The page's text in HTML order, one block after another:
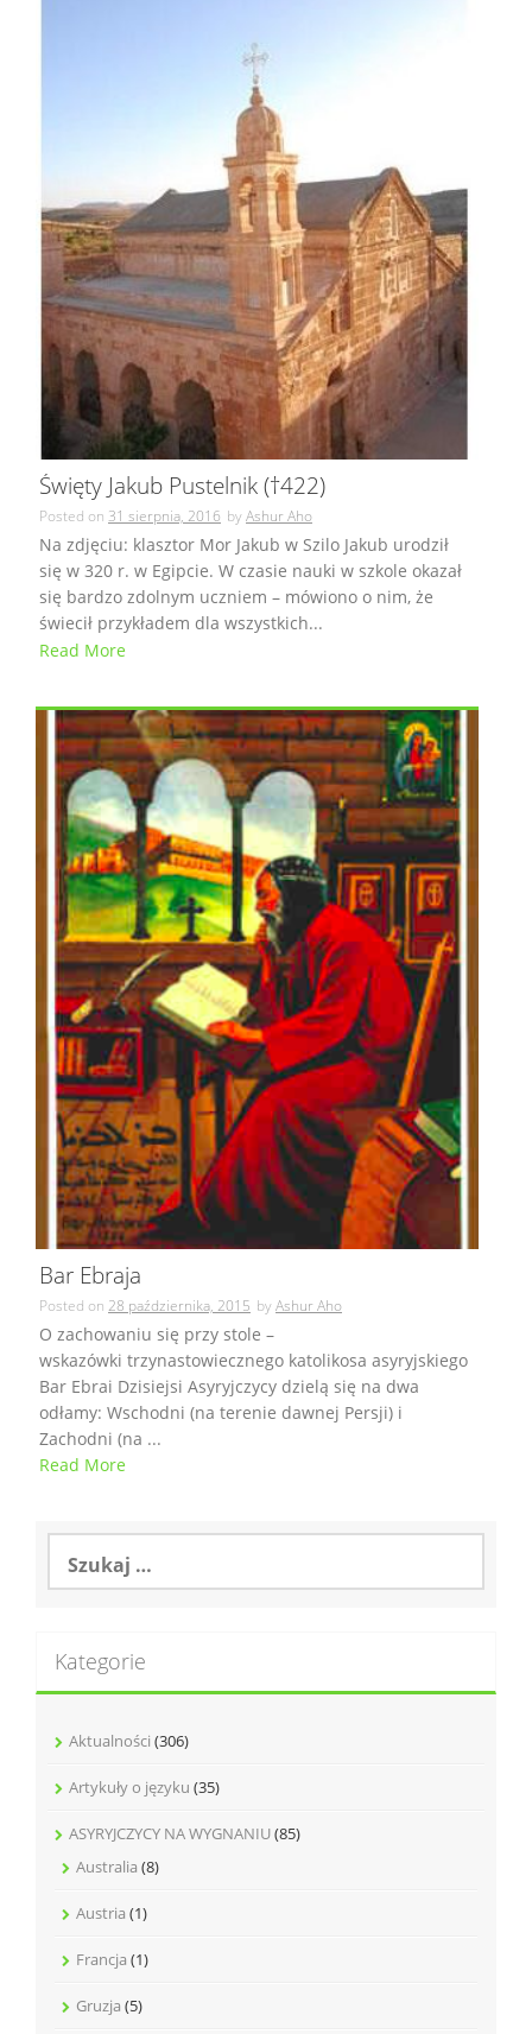
Święty Jakub Pustelnik (†422)
Posted on 31 sierpnia, 2016 byAshur Aho
Na zdjęciu: klasztor Mor Jakub w Szilo Jakub urodził
się w 320 r. w Egipcie. W czasie nauki w szkole okazał
się bardzo zdolnym uczniem – mówiono o nim, że
świecił przykładem dla wszystkich...
Read More
Bar Ebraja
Posted on 28 października, 2015 byAshur Aho
O zachowaniu się przy stole –
wskazówki trzynastowiecznego katolikosa asyryjskiego
Bar Ebrai Dzisiejsi Asyryjczycy dzielą się na dwa
odłamy: Wschodni (na terenie dawnej Persji) i
Zachodni (na ...
Read More
Kategorie
Aktualności (306)
Artykuły o języku (35)
ASYRYJCZYCY NA WYGNANIU(85)
Australia (8)
Austria (1)
Francja (1)
Gruzja (5)